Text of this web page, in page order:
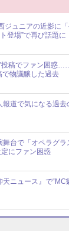
ジュニアの近影に
登場”で再び話題に
投稿でファン困惑
で物議醸した過去
道で気になる過
台で「オペラグ
にファン困惑
天ニュース』で